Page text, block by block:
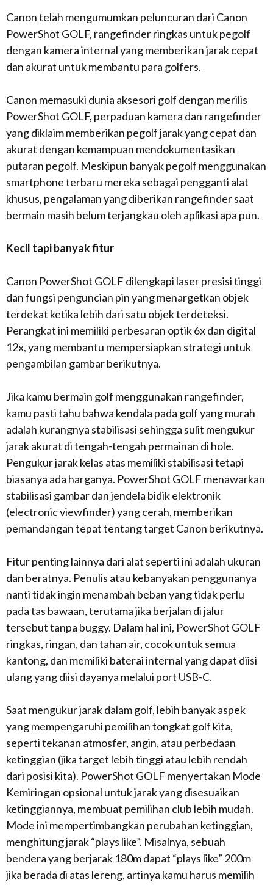
Canon telah mengumumkan peluncuran dari Canon
PowerShot GOLF, rangefinder ringkas untuk pegolf
dengan kamera internal yang memberikan jarak cepat
dan akurat untuk membantu para golfers.
Canon memasuki dunia aksesori golf dengan merilis
PowerShot GOLF, perpaduan kamera dan rangefinder
yang diklaim memberikan pegolf jarak yang cepat dan
akurat dengan kemampuan mendokumentasikan
putaran pegolf. Meskipun banyak pegolf menggunakan
smartphone terbaru mereka sebagai pengganti alat
khusus, pengalaman yang diberikan rangefinder saat
bermain masih belum terjangkau oleh aplikasi apa pun.
Kecil tapi banyak fitur
Canon PowerShot GOLF dilengkapi laser presisi tinggi
dan fungsi penguncian pin yang menargetkan objek
terdekat ketika lebih dari satu objek terdeteksi.
Perangkat ini memiliki perbesaran optik 6x dan digital
12x, yang membantu mempersiapkan strategi untuk
pengambilan gambar berikutnya.
Jika kamu bermain golf menggunakan rangefinder,
kamu pasti tahu bahwa kendala pada golf yang murah
adalah kurangnya stabilisasi sehingga sulit mengukur
jarak akurat di tengah-tengah permainan di hole.
Pengukur jarak kelas atas memiliki stabilisasi tetapi
biasanya ada harganya. PowerShot GOLF menawarkan
stabilisasi gambar dan jendela bidik elektronik
(electronic viewfinder) yang cerah, memberikan
pemandangan tepat tentang target Canon berikutnya.
Fitur penting lainnya dari alat seperti ini adalah ukuran
dan beratnya. Penulis atau kebanyakan penggunanya
nanti tidak ingin menambah beban yang tidak perlu
pada tas bawaan, terutama jika berjalan di jalur
tersebut tanpa buggy. Dalam hal ini, PowerShot GOLF
ringkas, ringan, dan tahan air, cocok untuk semua
kantong, dan memiliki baterai internal yang dapat diisi
ulang yang diisi dayanya melalui port USB-C.
Saat mengukur jarak dalam golf, lebih banyak aspek
yang mempengaruhi pemilihan tongkat golf kita,
seperti tekanan atmosfer, angin, atau perbedaan
ketinggian (jika target lebih tinggi atau lebih rendah
dari posisi kita). PowerShot GOLF menyertakan Mode
Kemiringan opsional untuk jarak yang disesuaikan
ketinggiannya, membuat pemilihan club lebih mudah.
Mode ini mempertimbangkan perubahan ketinggian,
menghitung jarak “plays like”. Misalnya, sebuah
bendera yang berjarak 180m dapat “plays like” 200m
jika berada di atas lereng, artinya kamu harus memilih